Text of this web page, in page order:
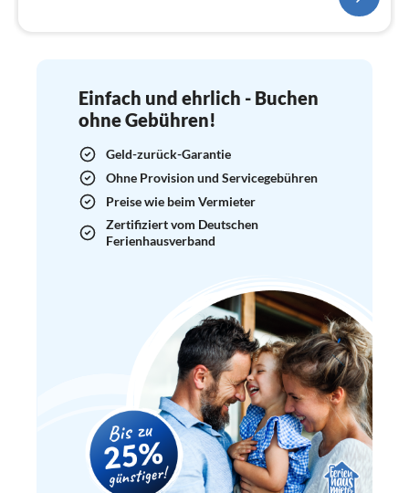
Einfach und ehrlich - Buchen
ohne Gebühren!
Geld-zurück-Garantie
Ohne Provision und Servicegebühren
Preise wie beim Vermieter
Zertifiziert vom Deutschen
Ferienhausverband